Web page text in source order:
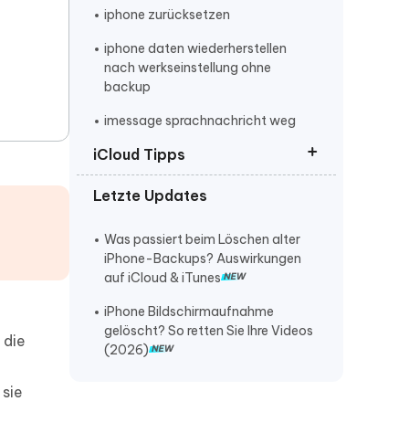
iphone zurücksetzen
iphone daten wiederherstellen
nach werkseinstellung ohne
backup
imessage sprachnachricht weg
gelöschte Notizen auf dem iPhone
17 wiederherstellen
gelöschte Anrufe auf dem iPhone
gelöschte iPhone-Nachrichten
ohne iCloud oder iTunes
gelöschte iPhone
Bildschirmaufnahmen
iCloud Tipps
Gelöschte iMessage Nachrichten
Gelöschte Daten aus iCloud
wiederherstellen
iMessage wiederherstellen
notizen auf iphone verschwunden
Letzte Updates
Was passiert beim Löschen alter
iPhone-Backups? Auswirkungen
auf iCloud & iTunes
iPhone Bildschirmaufnahme
gelöscht? So retten Sie Ihre Videos
(2026)
die